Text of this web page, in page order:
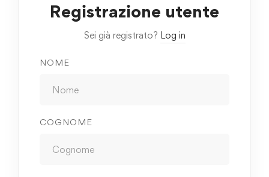
Registrazione utente
Sei già registrato? Log in
NOME
COGNOME